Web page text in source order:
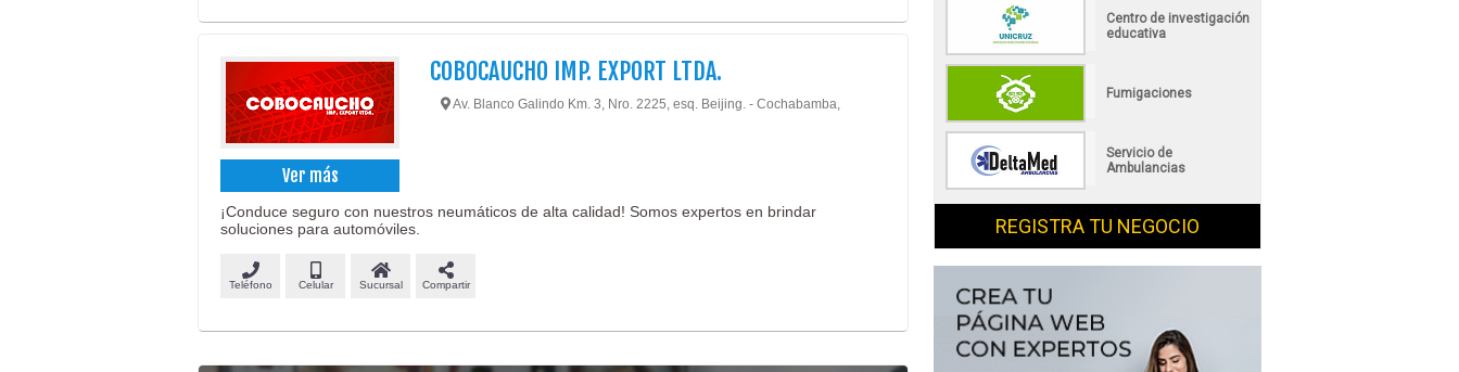
Ver más
COBOCAUCHO IMP. EXPORT LTDA.
Av. Blanco Galindo Km. 3, Nro. 2225, esq. Beijing. - Cochabamba,
¡Conduce seguro con nuestros neumáticos de alta calidad! Somos expertos en brindar
soluciones para automóviles.
Teléfono Celular Sucursal Compartir
Centro de investigación
educativa
Fumigaciones
Servicio de
Ambulancias
REGISTRA TU NEGOCIO